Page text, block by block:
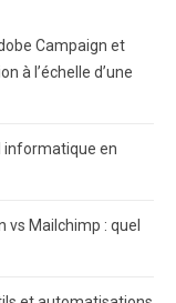
Campaign et
à l’échelle d’une
informatique en
vs Mailchimp : quel